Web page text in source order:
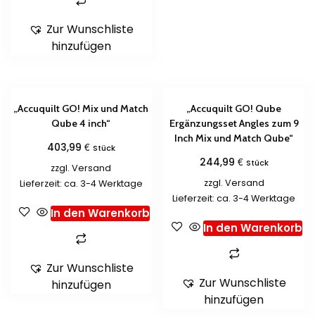
Zur Wunschliste
hinzufügen
„Accuquilt GO! Mix und Match
Qube 4 inch“
403,99 € Stück
zzgl.Versand
Lieferzeit: ca. 3-4 Werktage
In den Warenkorb
Zur Wunschliste
hinzufügen
„Accuquilt GO! Qube
Ergänzungsset Angles zum 9
Inch Mix und Match Qube“
244,99 € Stück
zzgl. Versand
Lieferzeit: ca. 3-4 Werktage
In den Warenkorb
Zur Wunschliste
hinzufügen